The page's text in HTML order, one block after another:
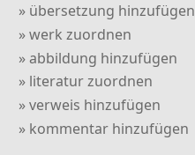
» übersetzung hinzufügen
» werk zuordnen
» abbildung hinzufügen
» literatur zuordnen
» verweis hinzufügen
» kommentar hinzufügen